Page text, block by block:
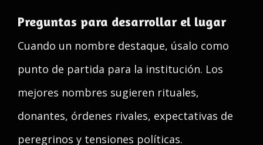
Preguntas para desarrollar el lugar
Cuando un nombre destaque, úsalo como
punto de partida para la institución. Los
mejores nombres sugieren rituales,
donantes, órdenes rivales, expectativas de
peregrinos y tensiones políticas.